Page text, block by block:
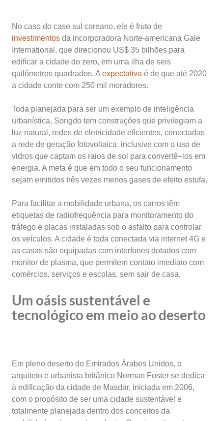
No caso do case sul coreano, ele é fruto de
investimentos da incorporadora Norte-americana Gale
International, que direcionou US$ 35 bilhões para
edificar a cidade do zero, em uma ilha de seis
quilômetros quadrados. A expectativa é de que até 2020
a cidade conte com 250 mil moradores.
Toda planejada para ser um exemplo de inteligência
urbanística, Songdo tem construções que privilegiam a
luz natural, redes de eletricidade eficientes, conectadas
a rede de geração fotovoltaica, inclusive com o uso de
vidros que captam os raios de sol para convertê–los em
energia. A meta é que em todo o seu funcionamento
sejam emitidos três vezes menos gases de efeito estufa.
Para facilitar a mobilidade urbana, os carros têm
etiquetas de radiofrequência para monitoramento do
tráfego e placas instaladas sob o asfalto para controlar
os veículos. A cidade é toda conectada via internet 4G e
as casas são equipadas com interfones dotados com
monitor de plasma, que permitem contato imediato com
comércios, serviços e escolas, sem sair de casa.
Um oásis sustentável e
tecnológico em meio ao deserto
Em pleno deserto do Emirados Árabes Unidos, o
arquiteto e urbanista britânico Norman Foster se dedica
à edificação da cidade de Masdar, iniciada em 2006,
com o propósito de ser uma cidade sustentável e
totalmente planejada dentro dos conceitos da